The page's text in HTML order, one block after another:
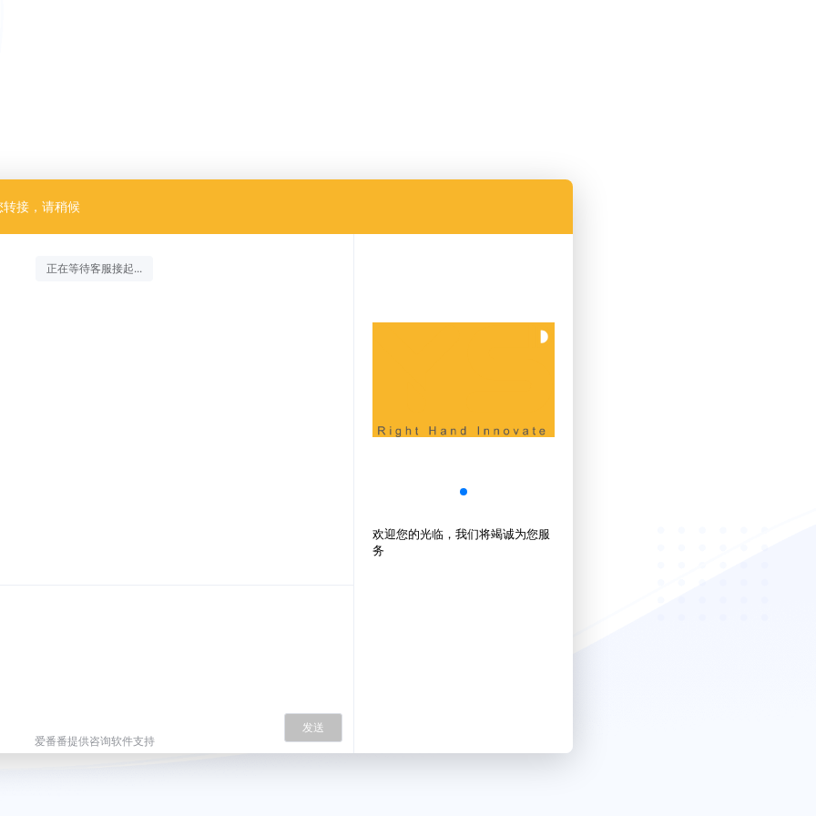
转接，请稍候
正在等待客服接起...
发送
欢迎您的光临，我们将竭诚为您服
务